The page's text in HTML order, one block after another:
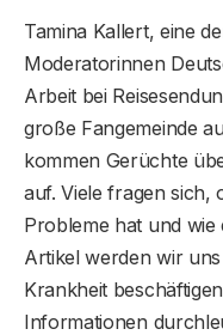
Tamina Kallert, eine
Moderatorinnen
Arbeit bei
große Fangemeinde
kommen Gerüchte
auf. Viele fragen sich,
Probleme hat und wie
Artikel werden wir
Krankheit
Informationen